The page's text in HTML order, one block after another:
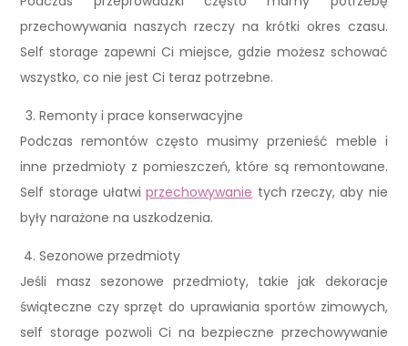
przechowywania naszych rzeczy na krótki okres czasu.
Self storage zapewni Ci miejsce, gdzie możesz schować
wszystko, co nie jest Ci teraz potrzebne.
Remonty i prace konserwacyjne
Podczas remontów często musimy przenieść meble i
inne przedmioty z pomieszczeń, które są remontowane.
Self storage ułatwiprzechowywanie tych rzeczy, aby nie
były narażone na uszkodzenia.
Sezonowe przedmioty
Jeśli masz sezonowe przedmioty, takie jak dekoracje
świąteczne czy sprzęt do uprawiania sportów zimowych,
self storage pozwoli Ci na bezpieczne przechowywanie